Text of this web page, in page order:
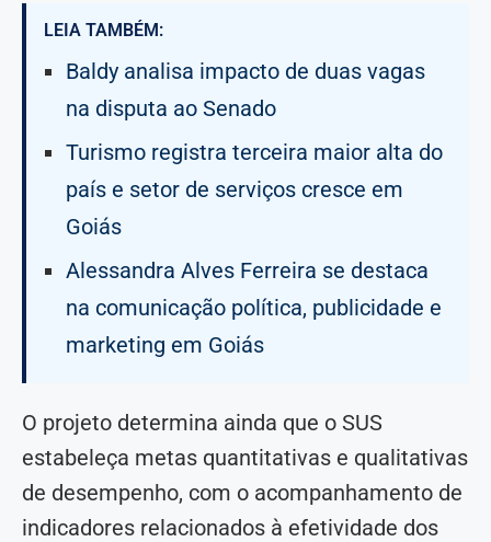
LEIA TAMBÉM:
Baldy analisa impacto de duas vagas
na disputa ao Senado
Turismo registra terceira maior alta do
país e setor de serviços cresce em
Goiás
Alessandra Alves Ferreira se destaca
na comunicação política, publicidade e
marketing em Goiás
O projeto determina ainda que o SUS
estabeleça metas quantitativas e qualitativas
de desempenho, com o acompanhamento de
indicadores relacionados à efetividade dos